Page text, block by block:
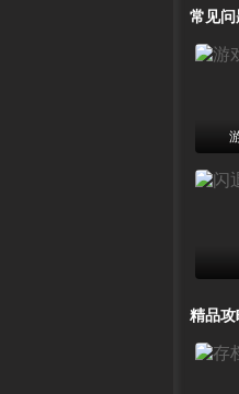
常见问
精品攻